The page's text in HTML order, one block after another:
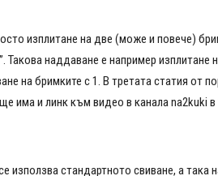
изплитане на две (може и повече)
Такова наддаване е например
на бримките с 1. В третата статия от
има и линк към видео в канала
използва стандартното свиване, а